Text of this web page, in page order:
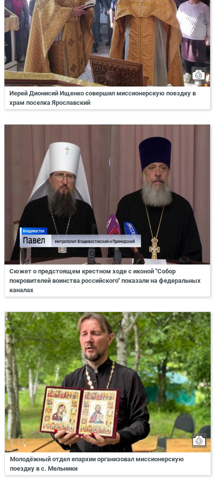
Иерей Дионисий Ищенко совершил миссионерскую поездку в
храм поселка Ярославский
Сюжет о предстоящем крестном ходе с иконой "Собор
покровителей воинства российского" показали на федеральных
каналах
Молодёжный отдел епархии организовал миссионерскую
поездку в с. Мельники